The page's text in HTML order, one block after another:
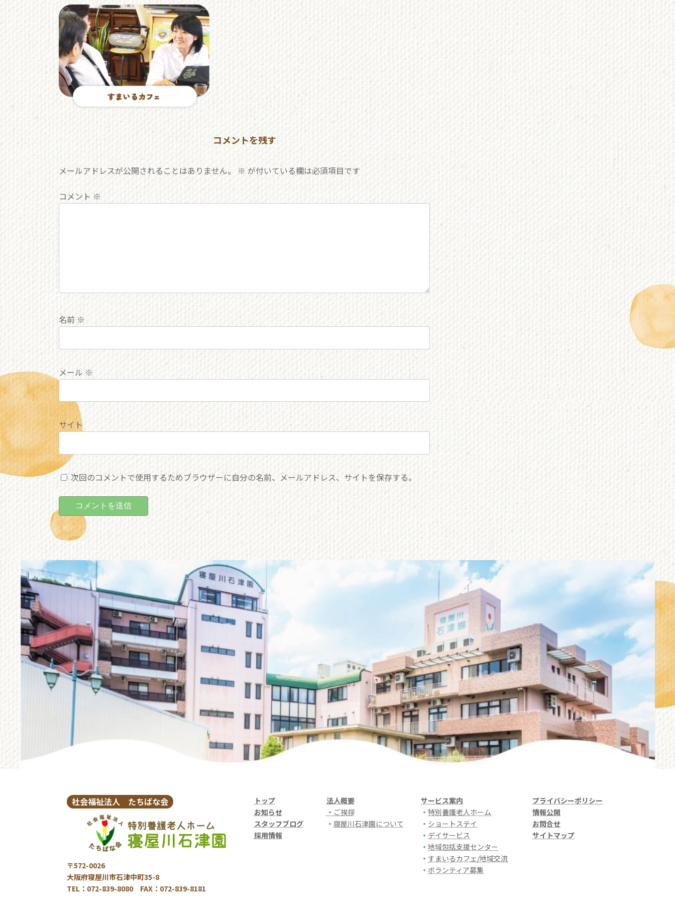
新
日
時
:
コメントを残す
メールアドレスが公開されることはありません。 ※が付いている欄は必須項目です
コメント ※
名前 ※
メール ※
サイト
次回のコメントで使用するためブラウザーに自分の名前、メールアドレス、サイトを保存する。
社会福祉法人 たちばな会
〒572-0026
大阪府寝屋川市石津中町35-8
TEL：072-839-8080 FAX：072-839-8181
トップ
お知らせ
スタッフブログ
採用情報
法人概要
・ ご挨拶
・ 寝屋川石津園について
サービス案内
・特別養護老人ホーム
・ ショートステイ
・ デイサービス
・地域包括支援センター
・すまいるカフェ/地域交流
・ボランティア募集
プライバシーポリシー
情報公開
お問合せ
サイトマップ